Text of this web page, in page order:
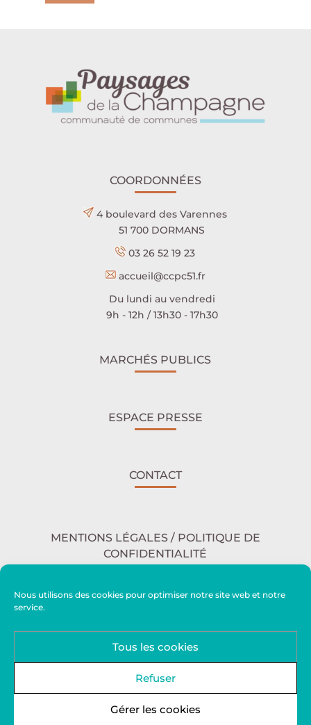
Nous utilisons des cookies pour optimiser notre site web et notre
service.
Tous les cookies
Refuser
Gérer les cookies
COORDONNÉES
4 boulevard des Varennes
51 700 DORMANS
03 26 52 19 23
accueil@ccpc51.fr
Du lundi au vendredi
9h - 12h / 13h30 - 17h30
MARCHÉS PUBLICS
ESPACE PRESSE
CONTACT
MENTIONS LÉGALES / POLITIQUE DE
CONFIDENTIALITÉ